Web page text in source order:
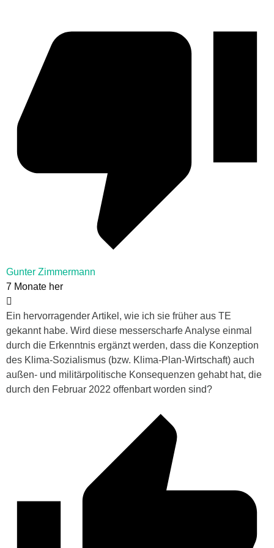
Gunter Zimmermann
7 Monate her
Ein hervorragender Artikel, wie ich sie früher aus TE
gekannt habe. Wird diese messerscharfe Analyse einmal
durch die Erkenntnis ergänzt werden, dass die Konzeption
des Klima-Sozialismus (bzw. Klima-Plan-Wirtschaft) auch
außen- und militärpolitische Konsequenzen gehabt hat, die
durch den Februar 2022 offenbart worden sind?